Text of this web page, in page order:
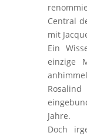
Central
mit
Ein
einzige
Jahre.
Doch